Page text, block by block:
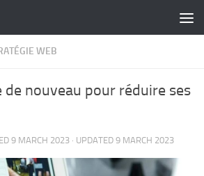
WEB
nouveau pour réduire ses
9 MARCH 2023 · UPDATED 9 MARCH 2023